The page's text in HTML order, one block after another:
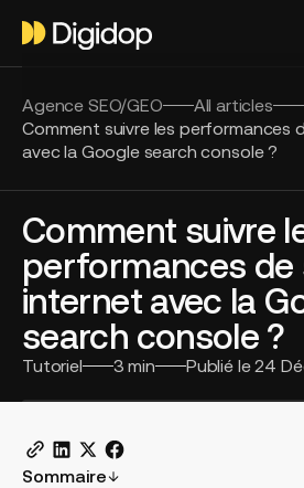
Agence SEO/GEO All articles
Comment suivre les performances
avec la Google search console ?
Comment suivre
performances de
internet avec la
search console ?
Tutoriel 3 min Publié le24
Sommaire